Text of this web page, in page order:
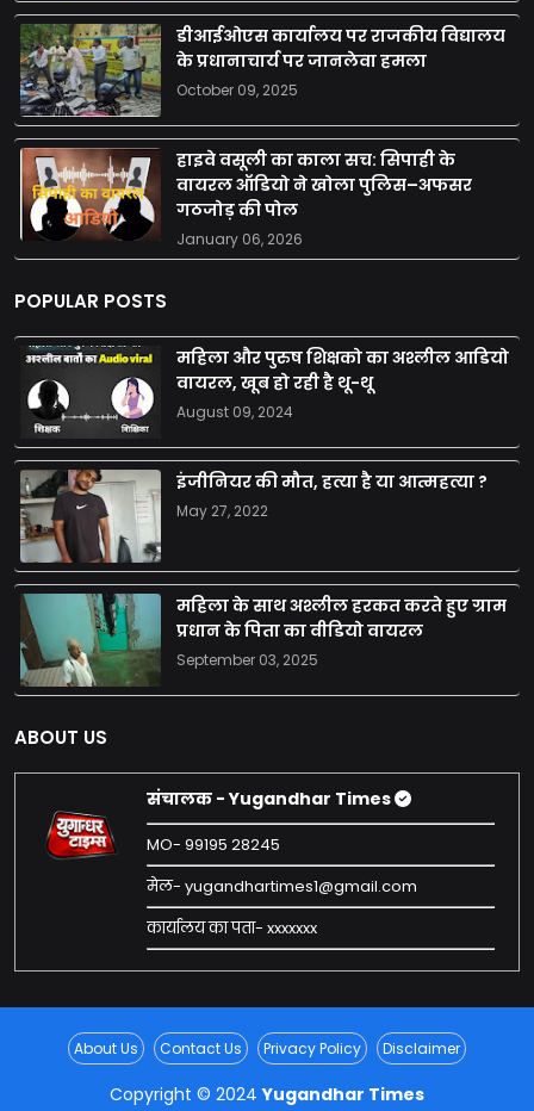
डीआईओएस कार्यालय पर राजकीय विद्यालय
के प्रधानाचार्य पर जानलेवा हमला
October 09, 2025
हाइवे वसूली का काला सच: सिपाही के
वायरल ऑडियो ने खोला पुलिस–अफसर
गठजोड़ की पोल
January 06, 2026
POPULAR POSTS
महिला और पुरुष शिक्षको का अश्लील आडियो
वायरल, खूब हो रही है थू-थू
August 09, 2024
इंजीनियर की मौत, हत्या है या आत्महत्या ?
May 27, 2022
महिला के साथ अश्लील हरकत करते हुए ग्राम
प्रधान के पिता का वीडियो वायरल
September 03, 2025
ABOUT US
संचालक - Yugandhar Times
MO- 99195 28245
मेल- yugandhartimes1@gmail.com
कार्यालय का पता- xxxxxxx
About Us Contact Us Privacy Policy Disclaimer
Copyright © 2024Yugandhar Times